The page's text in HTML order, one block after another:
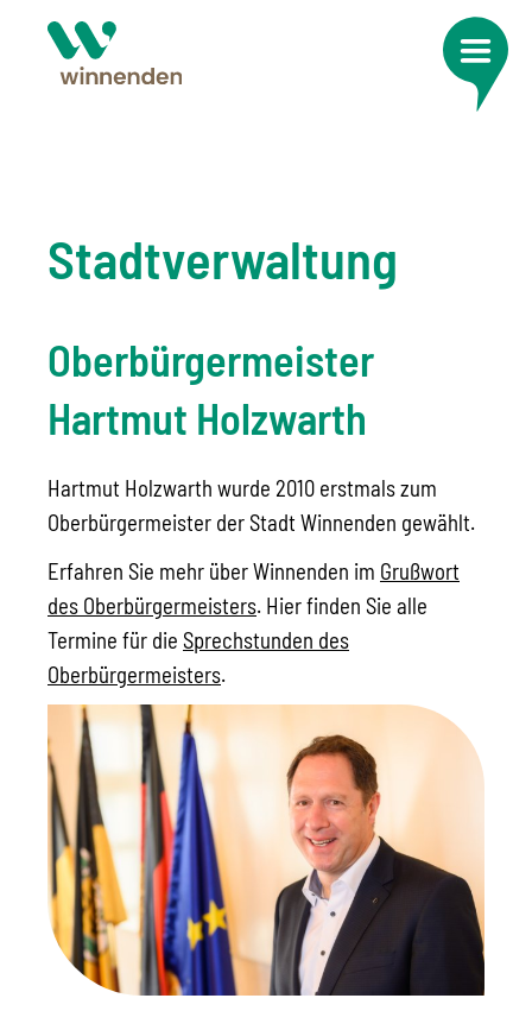
Stadtverwaltung
Oberbürgermeister
Hartmut Holzwarth
Hartmut Holzwarth wurde 2010 erstmals zum
Oberbürgermeister der Stadt Winnenden gewählt.
Erfahren Sie mehr über Winnenden im Grußwort
des Oberbürgermeisters. Hier finden Sie alle
Termine für die Sprechstunden des
Oberbürgermeisters.